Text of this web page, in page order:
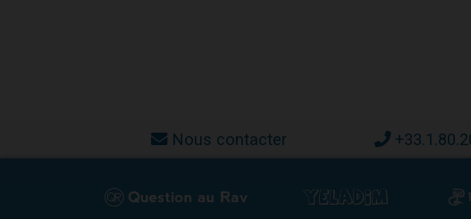
Nous contacter